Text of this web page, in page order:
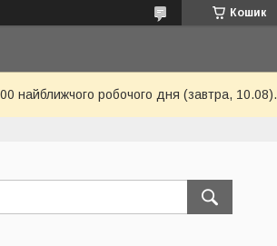
Кошик
найближчого робочого дня (завтра, 10.08).